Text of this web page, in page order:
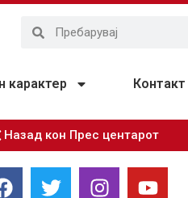
карактер Контакт
Назад кон Прес центарот